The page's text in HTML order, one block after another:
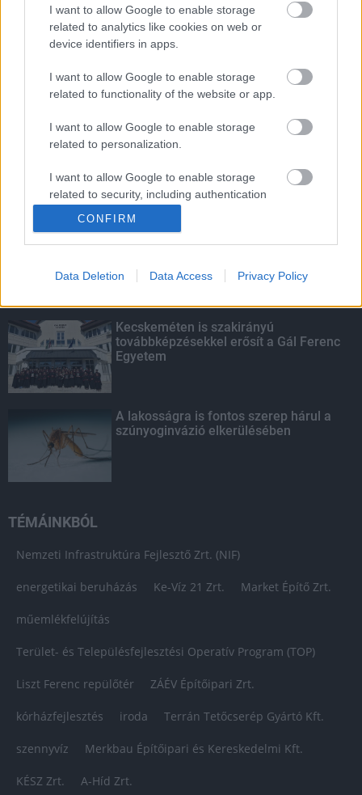
I want to allow Google to enable storage
related to analytics like cookies on web or
device identifiers in apps.
I want to allow Google to enable storage
related to functionality of the website or app.
I want to allow Google to enable storage
related to personalization.
I want to allow Google to enable storage
related to security, including authentication
CONFIRM
Data Deletion Data Access Privacy Policy
Fontos a postaládákba költöző
széncinegék védelme
Amire többmillióan vártunk: szombattól
másodfokúra csökken a riasztás
KIEMELT
Megérkezett az eső a Duna
Kecskeméten is szakirányú
továbbképzésekkel erősít a Gál Ferenc
Egyetem
A lakosságra is fontos szerep hárul a
szúnyoginvázió elkerülésében
TÉMÁINKBÓL
Nemzeti Infrastruktúra Fejlesztő Zrt. (NIF)
energetikai beruházás Ke-Víz 21 Zrt. Market Építő Zrt.
műemlékfelújítás
Terület- és Településfejlesztési Operatív Program (TOP)
Liszt Ferenc repülőtér ZÁÉV Építőipari Zrt.
kórházfejlesztés iroda Terrán Tetőcserép Gyártó Kft.
szennyvíz Merkbau Építőipari és Kereskedelmi Kft.
KÉSZ Zrt. A-Híd Zrt.